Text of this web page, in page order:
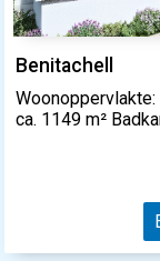
Benitachell
ca. 1149 m²